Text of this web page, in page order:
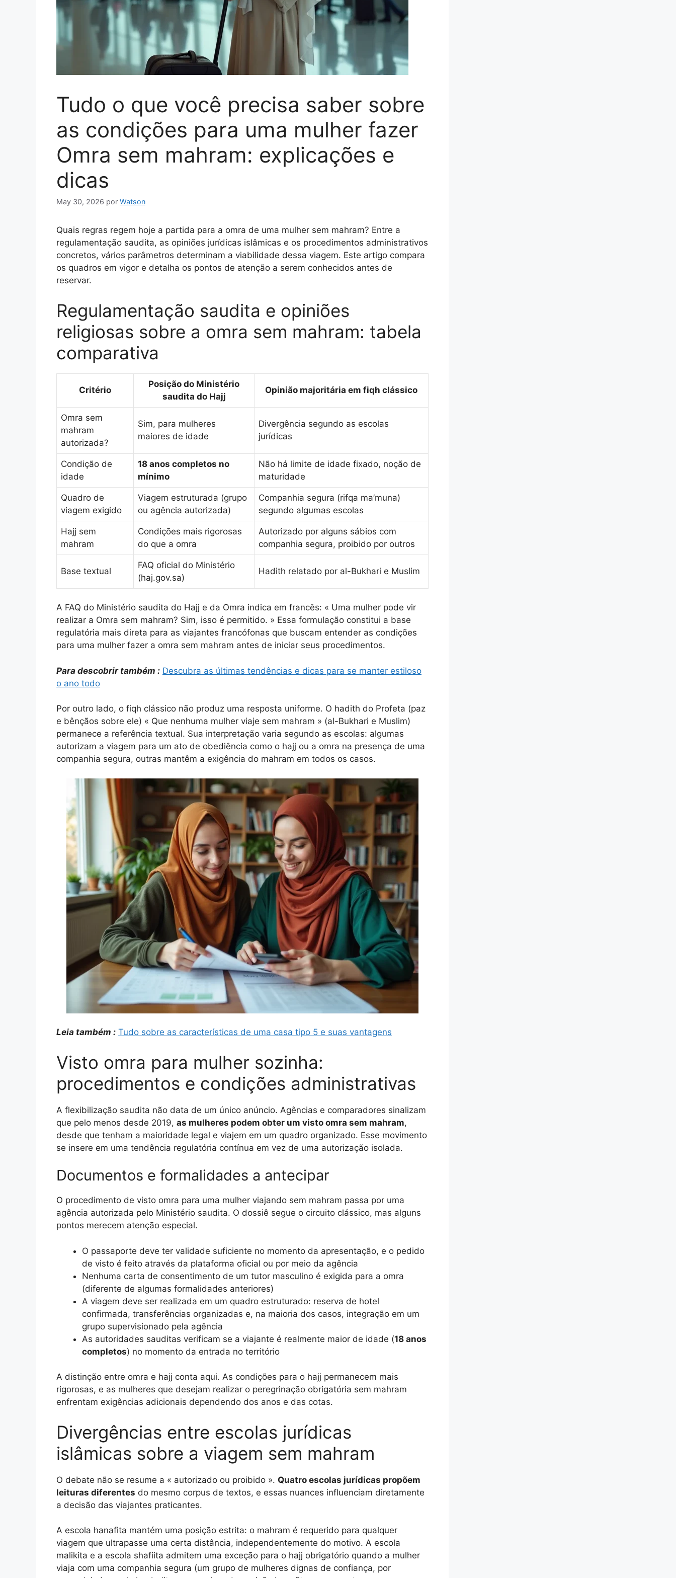
Tudo o que você precisa saber sobre
as condições para uma mulher fazer
Omra sem mahram: explicações e
dicas
May 30, 2026 por Watson
Quais regras regem hoje a partida para a omra de uma mulher sem mahram? Entre a
regulamentação saudita, as opiniões jurídicas islâmicas e os procedimentos administrativos
concretos, vários parâmetros determinam a viabilidade dessa viagem. Este artigo compara
os quadros em vigor e detalha os pontos de atenção a serem conhecidos antes de
reservar.
Regulamentação saudita e opiniões
religiosas sobre a omra sem mahram: tabela
comparativa
Critério
Posição do Ministério
saudita do Hajj
Opinião majoritária em fiqh clássico
Omra sem
mahram
autorizada?
Sim, para mulheres
maiores de idade
Divergência segundo as escolas
jurídicas
Condição de
idade
18 anos completos no
mínimo
Não há limite de idade fixado, noção de
maturidade
Quadro de
viagem exigido
Viagem estruturada (grupo
ou agência autorizada)
Companhia segura (rifqa ma’muna)
segundo algumas escolas
Hajj sem
mahram
Condições mais rigorosas
do que a omra
Autorizado por alguns sábios com
companhia segura, proibido por outros
Base textual
FAQ oficial do Ministério
(haj.gov.sa)
Hadith relatado por al-Bukhari e Muslim
A FAQ do Ministério saudita do Hajj e da Omra indica em francês: « Uma mulher pode vir
realizar a Omra sem mahram? Sim, isso é permitido. » Essa formulação constitui a base
regulatória mais direta para as viajantes francófonas que buscam entender as condições
para uma mulher fazer a omra sem mahram antes de iniciar seus procedimentos.
Para descobrir também : Descubra as últimas tendências e dicas para se manter estiloso
o ano todo
Por outro lado, o fiqh clássico não produz uma resposta uniforme. O hadith do Profeta (paz
e bênçãos sobre ele) « Que nenhuma mulher viaje sem mahram » (al-Bukhari e Muslim)
permanece a referência textual. Sua interpretação varia segundo as escolas: algumas
autorizam a viagem para um ato de obediência como o hajj ou a omra na presença de uma
companhia segura, outras mantêm a exigência do mahram em todos os casos.
Leia também : Tudo sobre as características de uma casa tipo 5 e suas vantagens
Visto omra para mulher sozinha:
procedimentos e condições administrativas
A flexibilização saudita não data de um único anúncio. Agências e comparadores sinalizam
que pelo menos desde 2019, as mulheres podem obter um visto omra sem mahram,
desde que tenham a maioridade legal e viajem em um quadro organizado. Esse movimento
se insere em uma tendência regulatória contínua em vez de uma autorização isolada.
Documentos e formalidades a antecipar
O procedimento de visto omra para uma mulher viajando sem mahram passa por uma
agência autorizada pelo Ministério saudita. O dossiê segue o circuito clássico, mas alguns
pontos merecem atenção especial.
O passaporte deve ter validade suficiente no momento da apresentação, e o pedido
de visto é feito através da plataforma oficial ou por meio da agência
Nenhuma carta de consentimento de um tutor masculino é exigida para a omra
(diferente de algumas formalidades anteriores)
A viagem deve ser realizada em um quadro estruturado: reserva de hotel
confirmada, transferências organizadas e, na maioria dos casos, integração em um
grupo supervisionado pela agência
As autoridades sauditas verificam se a viajante é realmente maior de idade (18 anos
completos) no momento da entrada no território
A distinção entre omra e hajj conta aqui. As condições para o hajj permanecem mais
rigorosas, e as mulheres que desejam realizar o peregrinação obrigatória sem mahram
enfrentam exigências adicionais dependendo dos anos e das cotas.
Divergências entre escolas jurídicas
islâmicas sobre a viagem sem mahram
O debate não se resume a « autorizado ou proibido ». Quatro escolas jurídicas propõem
leituras diferentes do mesmo corpus de textos, e essas nuances influenciam diretamente
a decisão das viajantes praticantes.
A escola hanafita mantém uma posição estrita: o mahram é requerido para qualquer
viagem que ultrapasse uma certa distância, independentemente do motivo. A escola
malikita e a escola shafiita admitem uma exceção para o hajj obrigatório quando a mulher
viaja com uma companhia segura (um grupo de mulheres dignas de confiança, por